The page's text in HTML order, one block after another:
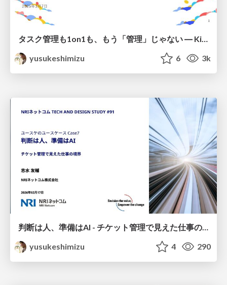
yusukeshimizu
6 3k
判断は人、準備はAI - チケット管理で見えた仕事の境界
yusukeshimizu
4 290